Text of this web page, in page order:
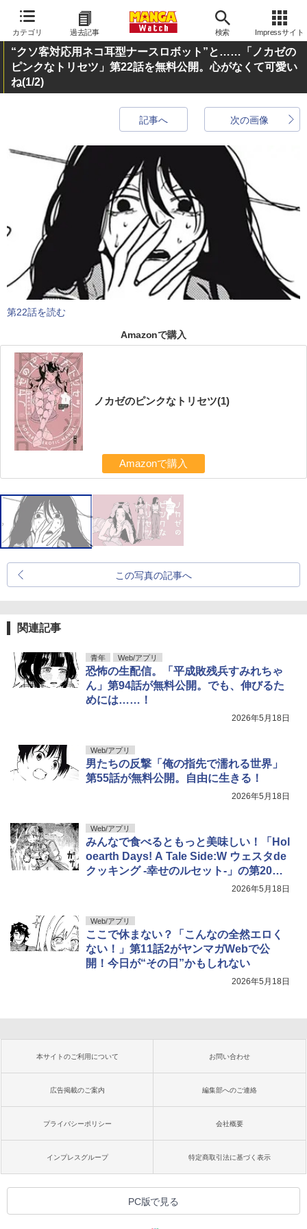
カテゴリ 過去記事 検索 Impressサイト
“クソ客対応用ネコ耳型ナースロボット”と……「ノカゼの
ピンクなトリセツ」第22話を無料公開。心がなくて可愛い
ね(1/2)
次の画像
記事へ
第22話を読む
Amazonで購入
ノカゼのピンクなトリセツ(1)
Amazonで購入
この写真の記事へ
関連記事
青年 Web/アプリ
恐怖の生配信。「平成敗残兵すみれちゃ
ん」第94話が無料公開。でも、伸びるた
めには……！
2026年5月18日
Web/アプリ
男たちの反撃「俺の指先で濡れる世界」
第55話が無料公開。自由に生きる！
2026年5月18日
Web/アプリ
みんなで食べるともっと美味しい！「Hol
oearth Days! A Tale Side:W ウェスタde
クッキング -幸せのルセット-」の第20話
2026年5月18日
Web/アプリ
ここで休まない？「こんなの全然エロく
ない！」第11話2がヤンマガWebで公
開！今日が“その日”かもしれない
2026年5月18日
本サイトのご利用について お問い合わせ
広告掲載のご案内 編集部へのご連絡
プライバシーポリシー 会社概要
インプレスグループ 特定商取引法に基づく表示
PC版で見る